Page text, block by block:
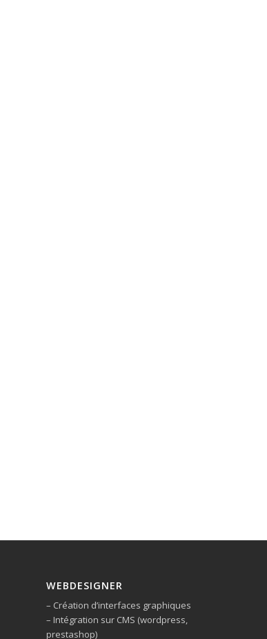
WEBDESIGNER
– Création d’interfaces graphiques
– Intégration sur CMS (wordpress,
prestashop)